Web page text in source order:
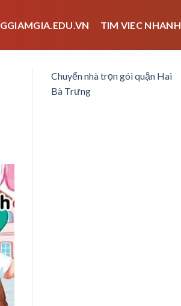
TIM VIEC NHANH
Chuyển nhà trọn gói quận Hai
Bà Trưng